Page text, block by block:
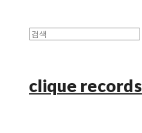
clique records